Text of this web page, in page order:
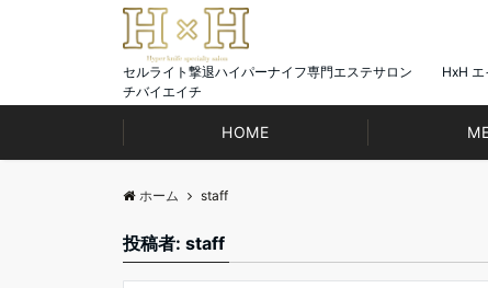
セルライト撃退ハイパーナイフ専門エステサロン HxH エ
チバイエイチ
HOME
ホーム staff
投稿者: staff